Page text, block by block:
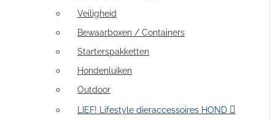
Veiligheid
Bewaarboxen / Containers
Starterspakketten
Hondenluiken
Outdoor
LIEF! Lifestyle dieraccessoires HOND